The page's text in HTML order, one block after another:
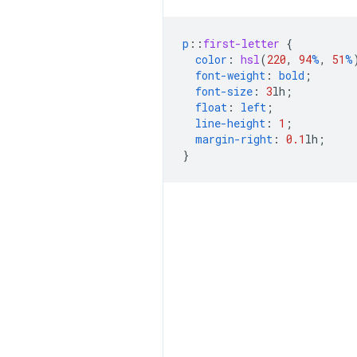
p :: first-letter {
color : hsl(220, 94%, 51%
font-weight : bold ;
font-size : 3lh ;
float : left ;
line-height : 1 ;
margin-right : 0.1 lh ;
}